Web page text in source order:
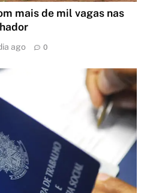
mais de mil vagas nas
ago 0